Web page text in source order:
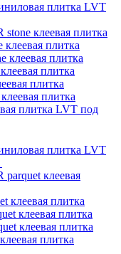
плитка LVT
клеевая плитка
плитка
клеевая плитка
плитка
плитка
плитка
плитка LVT под
плитка LVT
клеевая
клеевая плитка
клеевая плитка
клеевая плитка
плитка